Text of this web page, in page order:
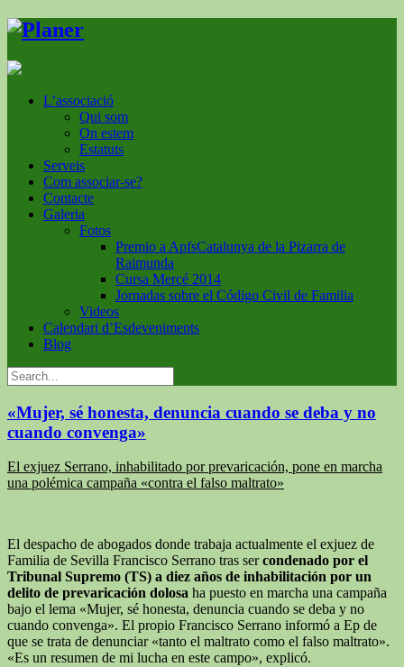
L’associació
Qui som
On estem
Estatuts
Serveis
Com associar-se?
Contacte
Galeria
Fotos
Premio a ApfsCatalunya de la Pizarra de
Raimunda
Cursa Mercé 2014
Jornadas sobre el Código Civil de Familia
Videos
Calendari d’Esdeveniments
Blog
«Mujer, sé honesta, denuncia cuando se deba y no
cuando convenga»
El exjuez Serrano, inhabilitado por prevaricación, pone en marcha
una polémica campaña «contra el falso maltrato»
El despacho de abogados donde trabaja actualmente el exjuez de
Familia de Sevilla Francisco Serrano tras sercondenado por el
Tribunal Supremo (TS) a diez años de inhabilitación por un
delito de prevaricación dolosa ha puesto en marcha una campaña
bajo el lema «Mujer, sé honesta, denuncia cuando se deba y no
cuando convenga». El propio Francisco Serrano informó a Ep de
que se trata de denunciar «tanto el maltrato como el falso maltrato».
«Es un resumen de mi lucha en este campo», explicó.